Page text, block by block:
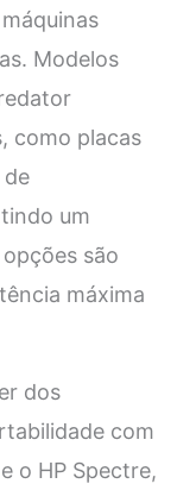
Modelos
como placas
um
são
máxima
dos
com
o HP Spectre,